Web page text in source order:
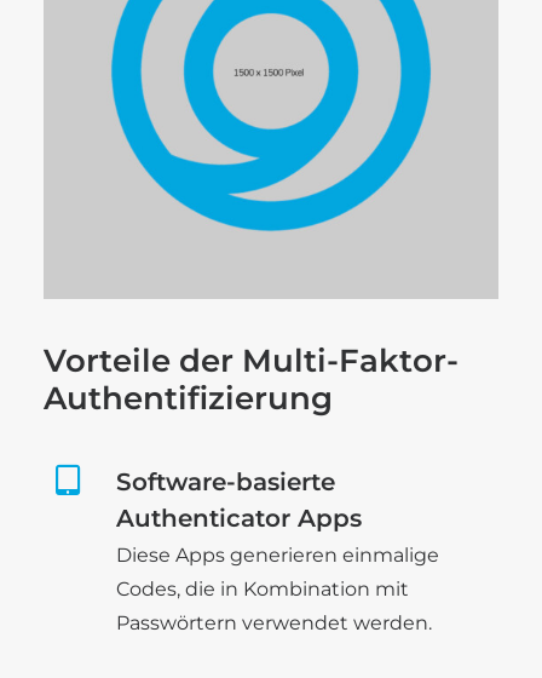
Vorteile der Multi-Faktor-
Authentifizierung
Software-basierte
Authenticator Apps
Diese Apps generieren einmalige
Codes, die in Kombination mit
Passwörtern verwendet werden.